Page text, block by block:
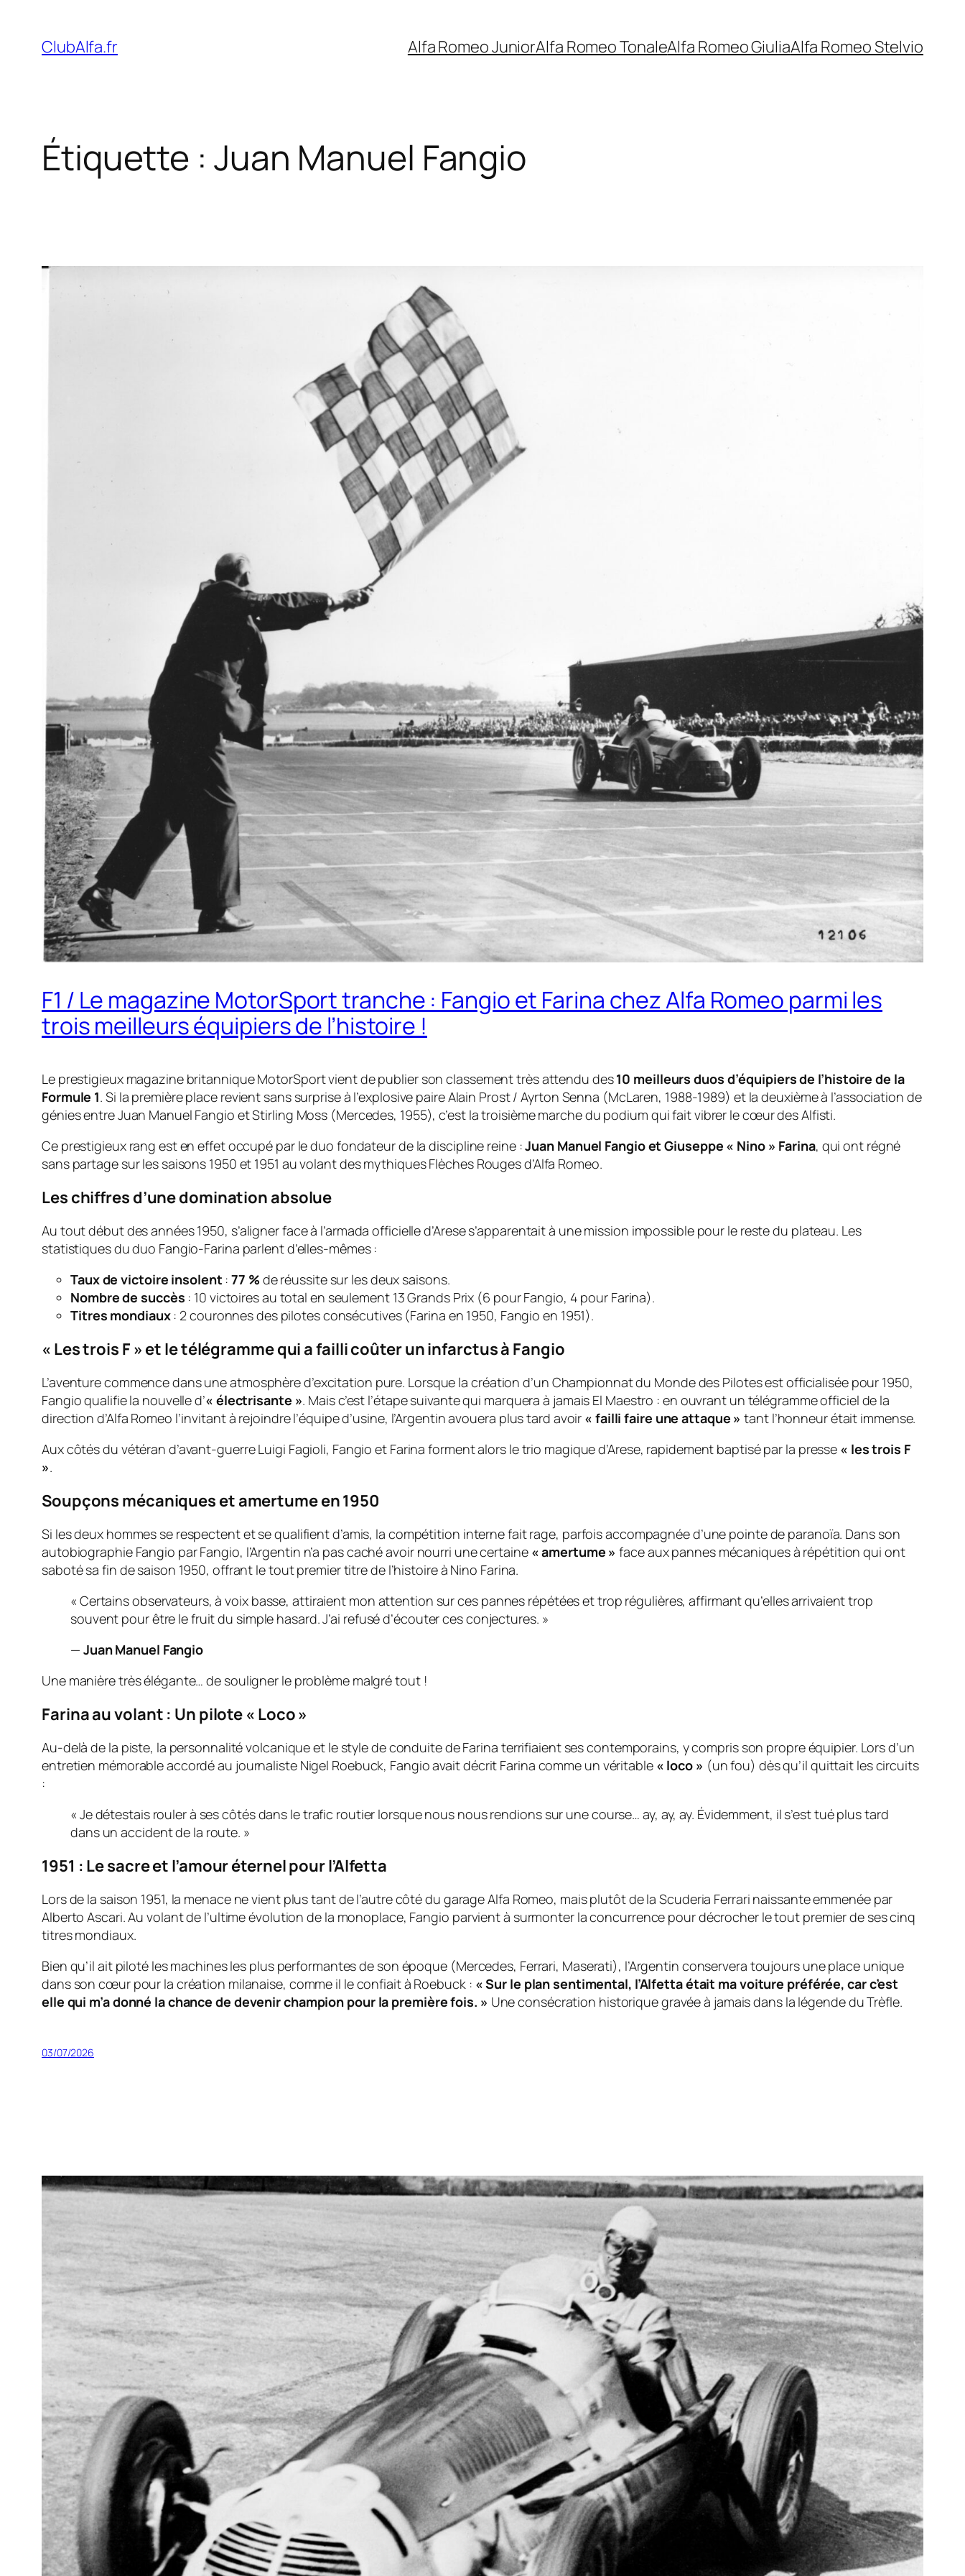
contenu
ClubAlfa.fr Alfa Romeo JuniorAlfa Romeo TonaleAlfa Romeo GiuliaAlfa Romeo Stelvio
Étiquette : Juan Manuel Fangio
F1 / Le magazine MotorSport tranche : Fangio et Farina chez Alfa Romeo parmi les
trois meilleurs équipiers de l’histoire !
Le prestigieux magazine britanniqueMotorSportvient de publier son classement très attendu des10 meilleurs duos d’équipiers de l’histoire de la
Formule 1. Si la première place revient sans surprise à l’explosive paire Alain Prost / Ayrton Senna (McLaren, 1988-1989) et la deuxième à l’association de
génies entre Juan Manuel Fangio et Stirling Moss (Mercedes, 1955), c’est la troisième marche du podium qui fait vibrer le cœur desAlfisti.
Ce prestigieux rang est en effet occupé par le duo fondateur de la discipline reine :Juan Manuel Fangio et Giuseppe « Nino » Farina, qui ont régné
sans partage sur les saisons 1950 et 1951 au volant des mythiques Flèches Rouges d’Alfa Romeo.
Les chiffres d’une domination absolue
Au tout début des années 1950, s’aligner face à l’armada officielle d’Arese s’apparentait à une mission impossible pour le reste du plateau. Les
statistiques du duo Fangio-Farina parlent d’elles-mêmes :
Taux de victoire insolent :77 % de réussite sur les deux saisons.
Nombre de succès : 10 victoires au total en seulement 13 Grands Prix (6 pour Fangio, 4 pour Farina).
Titres mondiaux: 2 couronnes des pilotes consécutives (Farina en 1950, Fangio en 1951).
« Les trois F » et le télégramme qui a failli coûter un infarctus à Fangio
L’aventure commence dans une atmosphère d’excitation pure. Lorsque la création d’un Championnat du Monde des Pilotes est officialisée pour 1950,
Fangio qualifie la nouvelle d’« électrisante ». Mais c’est l’étape suivante qui marquera à jamais El Maestro : en ouvrant un télégramme officiel de la
direction d’Alfa Romeo l’invitant à rejoindre l’équipe d’usine, l’Argentin avouera plus tard avoir « failli faire une attaque » tant l’honneur était immense.
Aux côtés du vétéran d’avant-guerre Luigi Fagioli, Fangio et Farina forment alors le trio magique d’Arese, rapidement baptisé par la presse « les trois F
».
Soupçons mécaniques et amertume en 1950
Si les deux hommes se respectent et se qualifient d’amis, la compétition interne fait rage, parfois accompagnée d’une pointe de paranoïa. Dans son
autobiographie Fangio par Fangio, l’Argentin n’a pas caché avoir nourri une certaine « amertume » face aux pannes mécaniques à répétition qui ont
saboté sa fin de saison 1950, offrant le tout premier titre de l’histoire à Nino Farina.
« Certains observateurs, à voix basse, attiraient mon attention sur ces pannes répétées et trop régulières, affirmant qu’elles arrivaient trop
souvent pour être le fruit du simple hasard. J’ai refusé d’écouter ces conjectures. »
— Juan Manuel Fangio
Une manière très élégante… de souligner le problème malgré tout !
Farina au volant : Un pilote « Loco »
Au-delà de la piste, la personnalité volcanique et le style de conduite de Farina terrifiaient ses contemporains, y compris son propre équipier. Lors d’un
entretien mémorable accordé au journaliste Nigel Roebuck, Fangio avait décrit Farina comme un véritable « loco » (un fou) dès qu’il quittait les circuits
:
« Je détestais rouler à ses côtés dans le trafic routier lorsque nous nous rendions sur une course… ay, ay, ay. Évidemment, il s’est tué plus tard
dans un accident de la route. »
1951 : Le sacre et l’amour éternel pour l’Alfetta
Lors de la saison 1951, la menace ne vient plus tant de l’autre côté du garage Alfa Romeo, mais plutôt de la Scuderia Ferrari naissante emmenée par
Alberto Ascari. Au volant de l’ultime évolution de la monoplace, Fangio parvient à surmonter la concurrence pour décrocher le tout premier de ses cinq
titres mondiaux.
Bien qu’il ait piloté les machines les plus performantes de son époque (Mercedes, Ferrari, Maserati), l’Argentin conservera toujours une place unique
dans son cœur pour la création milanaise, comme il le confiait à Roebuck : « Sur le plan sentimental, l’Alfetta était ma voiture préférée, car c’est
elle qui m’a donné la chance de devenir champion pour la première fois. » Une consécration historique gravée à jamais dans la légende du Trèfle.
03/07/2026